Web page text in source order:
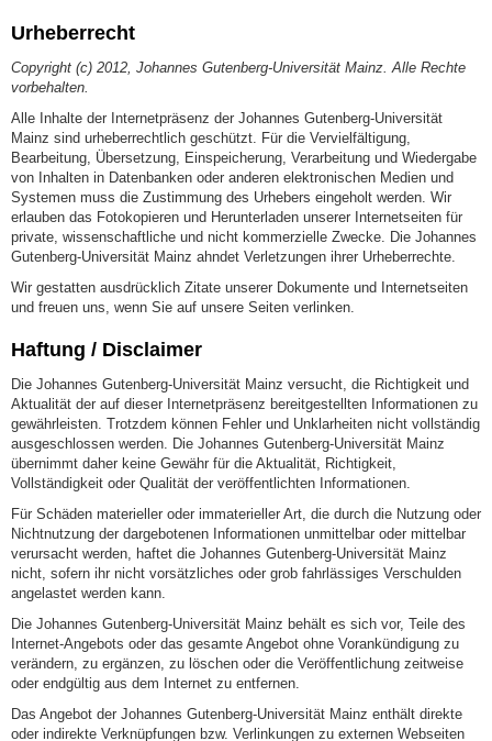
Urheberrecht
Copyright (c) 2012, Johannes Gutenberg-Universität Mainz. Alle Rechte
vorbehalten.
Alle Inhalte der Internetpräsenz der Johannes Gutenberg-Universität
Mainz sind urheberrechtlich geschützt. Für die Vervielfältigung,
Bearbeitung, Übersetzung, Einspeicherung, Verarbeitung und Wiedergabe
von Inhalten in Datenbanken oder anderen elektronischen Medien und
Systemen muss die Zustimmung des Urhebers eingeholt werden. Wir
erlauben das Fotokopieren und Herunterladen unserer Internetseiten für
private, wissenschaftliche und nicht kommerzielle Zwecke. Die Johannes
Gutenberg-Universität Mainz ahndet Verletzungen ihrer Urheberrechte.
Wir gestatten ausdrücklich Zitate unserer Dokumente und Internetseiten
und freuen uns, wenn Sie auf unsere Seiten verlinken.
Haftung / Disclaimer
Die Johannes Gutenberg-Universität Mainz versucht, die Richtigkeit und
Aktualität der auf dieser Internetpräsenz bereitgestellten Informationen zu
gewährleisten. Trotzdem können Fehler und Unklarheiten nicht vollständig
ausgeschlossen werden. Die Johannes Gutenberg-Universität Mainz
übernimmt daher keine Gewähr für die Aktualität, Richtigkeit,
Vollständigkeit oder Qualität der veröffentlichten Informationen.
Für Schäden materieller oder immaterieller Art, die durch die Nutzung oder
Nichtnutzung der dargebotenen Informationen unmittelbar oder mittelbar
verursacht werden, haftet die Johannes Gutenberg-Universität Mainz
nicht, sofern ihr nicht vorsätzliches oder grob fahrlässiges Verschulden
angelastet werden kann.
Die Johannes Gutenberg-Universität Mainz behält es sich vor, Teile des
Internet-Angebots oder das gesamte Angebot ohne Vorankündigung zu
verändern, zu ergänzen, zu löschen oder die Veröffentlichung zeitweise
oder endgültig aus dem Internet zu entfernen.
Das Angebot der Johannes Gutenberg-Universität Mainz enthält direkte
oder indirekte Verknüpfungen bzw. Verlinkungen zu externen Webseiten